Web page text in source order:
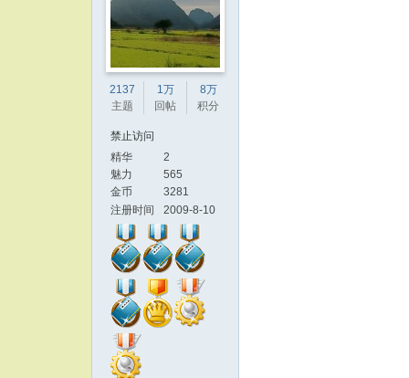
2137
主题
1万
回帖
8万
积分
禁止访问
精华
2
魅力
565
金币
3281
注册时间
2009-8-10